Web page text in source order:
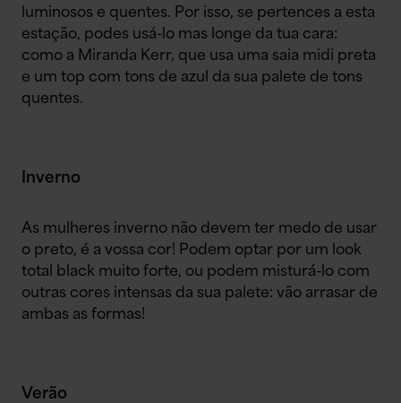
luminosos e quentes. Por isso, se pertences a esta
estação, podes usá-lo mas longe da tua cara:
como a Miranda Kerr, que usa uma saia midi preta
e um top com tons de azul da sua palete de tons
quentes.
Inverno
As mulheres inverno não devem ter medo de usar
o preto, é a vossa cor! Podem optar por um look
total black muito forte, ou podem misturá-lo com
outras cores intensas da sua palete: vão arrasar de
ambas as formas!
Verão